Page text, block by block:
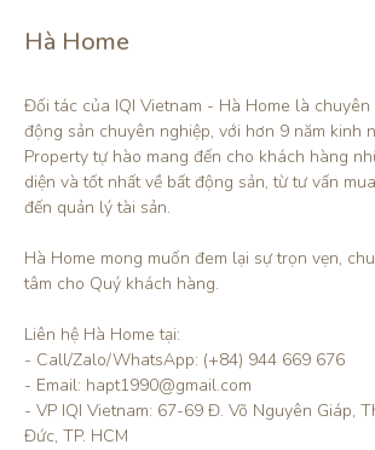
Hà Home
Đối tác của IQI Vietnam - Hà Home là chuyên
động sản chuyên nghiệp, với hơn 9 năm kinh
Property tự hào mang đến cho khách hàng
diện và tốt nhất về bất động sản, từ tư vấn
đến quản lý tài sản.
Hà Home mong muốn đem lại sự trọn vẹn,
tâm cho Quý khách hàng.
Liên hệ Hà Home tại:
- Call/Zalo/WhatsApp: (+84) 944 669 676
- Email: hapt1990@gmail.com
- VP IQI Vietnam: 67-69 Đ. Võ Nguyên Giáp,
Đức, TP. HCM